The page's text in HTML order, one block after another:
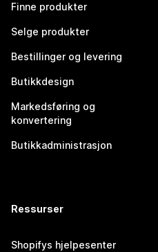
Finne produkter
Selge produkter
Bestillinger og levering
Butikkdesign
Markedsføring og
konvertering
Butikkadministrasjon
Ressurser
Shopifys hjelpesenter